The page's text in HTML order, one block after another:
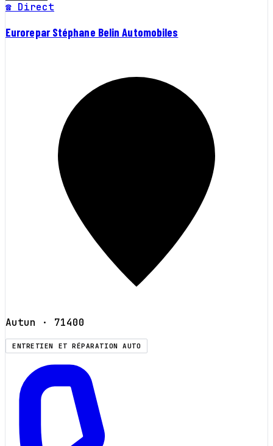
☎ Direct
Eurorepar Stéphane Belin Automobiles
Autun · 71400
ENTRETIEN ET RÉPARATION AUTO